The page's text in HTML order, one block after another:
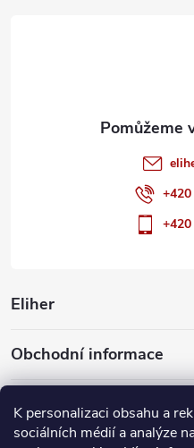
K personalizaci obsahu a
sociálních médií a analýze
Eliher
Obchodní informace
Partnerské weby